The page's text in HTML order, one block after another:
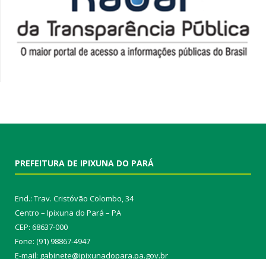
PREFEITURA DE IPIXUNA DO PARÁ
End.: Trav. Cristóvão Colombo, 34
Centro – Ipixuna do Pará – PA
CEP: 68637-000
Fone: (91) 98867-4947
E-mail: gabinete@ipixunadopara.pa.gov.br